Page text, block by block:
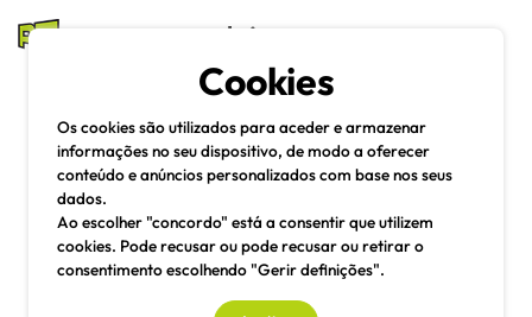
mesas e cadeiras
Pesquisa
Cookies
Os cookies são utilizados para aceder e armazenar
informações no seu dispositivo, de modo a oferecer
conteúdo e anúncios personalizados com base nos seus
dados.
Ao escolher "concordo" está a consentir que utilizem
cookies. Pode recusar ou pode recusar ou retirar o
consentimento escolhendo "Gerir definições".